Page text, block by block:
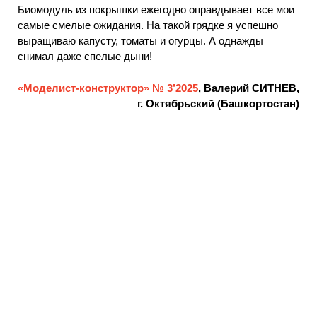
Биомодуль из покрышки ежегодно оправдывает все мои
самые смелые ожидания. На такой грядке я успешно
выращиваю капусту, томаты и огурцы. А однажды
снимал даже спелые дыни!
«Моделист-конструктор» № 3’2025, Валерий СИТНЕВ,
г. Октябрьский (Башкортостан)